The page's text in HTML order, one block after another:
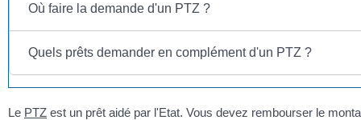
Où faire la demande d'un PTZ ?
Quels prêts demander en complément d'un PTZ ?
Le PTZ est un prêt aidé par l'Etat. Vous devez rembourser le